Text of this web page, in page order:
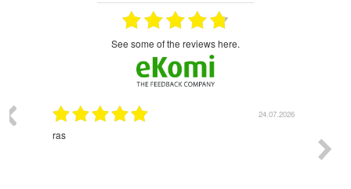
see some of the reviews here.
24.07.2026
l'écoute du client et très aimable -
bonne solution et le matériel convenant à